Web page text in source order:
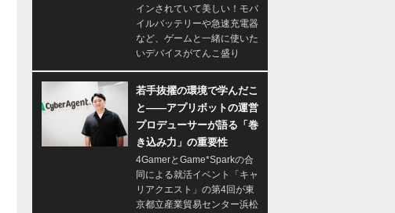
インされていて美しい！モバ
イルバッテリーや急速充電器
など、ゲームと一緒に使いた
いデバイスがてんこ盛り
若手抜擢の環境で学んだこ
と――アプリボットの運営
プロデューサーが語る「巻
き込み力」の重要性
4GamerとGame*Sparkの合
同による就活イベント「キャ
リアクエスト」の第4回が東
京都立産業貿易センター浜松